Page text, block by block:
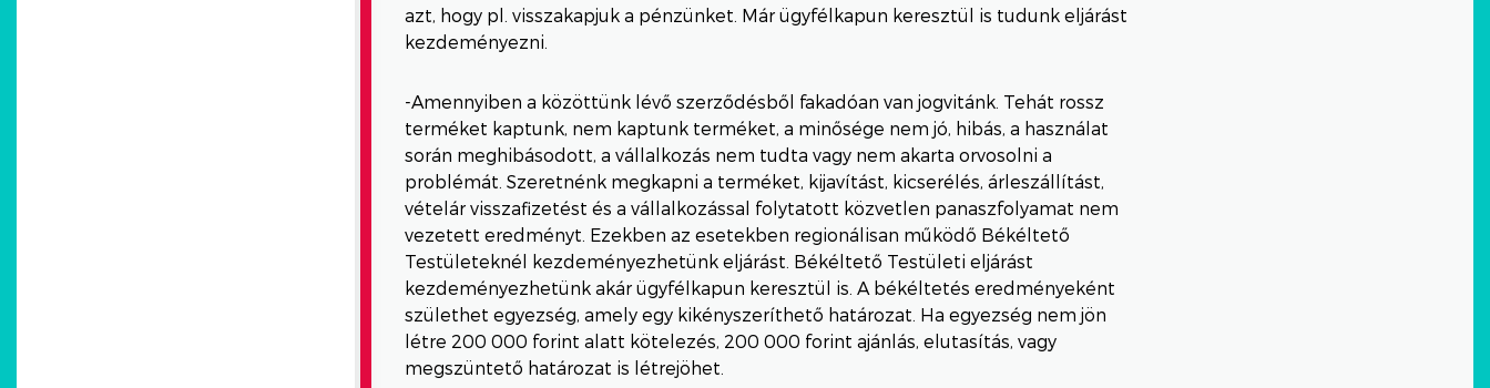
azt, hogy pl. visszakapjuk a pénzünket. Már ügyfélkapun keresztül is tudunk eljárást
kezdeményezni.
-Amennyiben a közöttünk lévő szerződésből fakadóan van jogvitánk. Tehát rossz
terméket kaptunk, nem kaptunk terméket, a minősége nem jó, hibás, a használat
során meghibásodott, a vállalkozás nem tudta vagy nem akarta orvosolni a
problémát. Szeretnénk megkapni a terméket, kijavítást, kicserélés, árleszállítást,
vételár visszafizetést és a vállalkozással folytatott közvetlen panaszfolyamat nem
vezetett eredményt. Ezekben az esetekben regionálisan működő Békéltető
Testületeknél kezdeményezhetünk eljárást. Békéltető Testületi eljárást
kezdeményezhetünk akár ügyfélkapun keresztül is. A békéltetés eredményeként
születhet egyezség, amely egy kikényszeríthető határozat. Ha egyezség nem jön
létre 200 000 forint alatt kötelezés, 200 000 forint ajánlás, elutasítás, vagy
megszüntető határozat is létrejöhet.